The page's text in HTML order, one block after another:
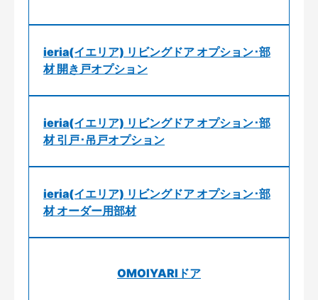
ieria(イエリア) リビングドア オプション･部
材 開き戸オプション
ieria(イエリア) リビングドア オプション･部
材 引戸･吊戸オプション
ieria(イエリア) リビングドア オプション･部
材 オーダー用部材
OMOIYARIドア